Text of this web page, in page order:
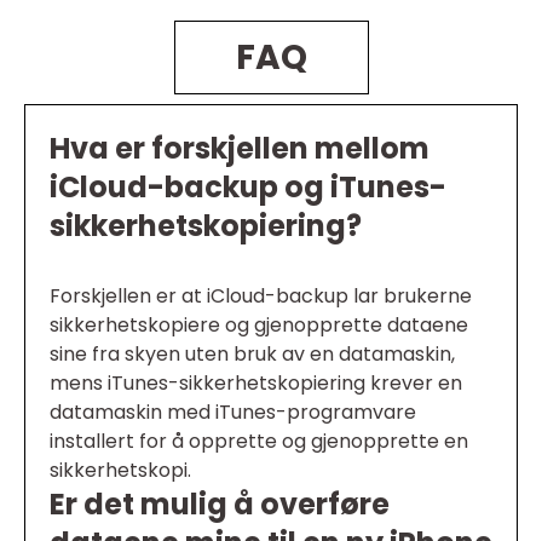
FAQ
Hva er forskjellen mellom
iCloud-backup og iTunes-
sikkerhetskopiering?
Forskjellen er at iCloud-backup lar brukerne
sikkerhetskopiere og gjenopprette dataene
sine fra skyen uten bruk av en datamaskin,
mens iTunes-sikkerhetskopiering krever en
datamaskin med iTunes-programvare
installert for å opprette og gjenopprette en
sikkerhetskopi.
Er det mulig å overføre